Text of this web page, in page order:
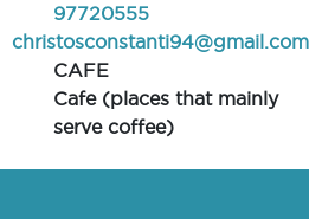
97720555
christosconstanti94@gmail.com
CAFE
Cafe (places that mainly
serve coffee)